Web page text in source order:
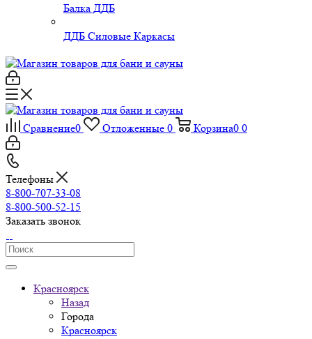
Балка ДДБ
ДДБ Силовые Каркасы
Сравнение0 Отложенные 0 Корзина0 0
Телефоны
8-800-707-33-08
8-800-500-52-15
Заказать звонок
Красноярск
Назад
Города
Красноярск